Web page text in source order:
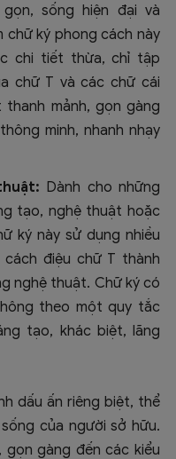
sống hiện đại và
chữ ký phong cách này
chi tiết thừa, chỉ tập
chữ T và các chữ cái
mảnh, gọn gàng
minh, nhanh nhạy
Dành cho những
tạo, nghệ thuật hoặc
ký này sử dụng nhiều
điệu chữ T thành
nghệ thuật. Chữ ký có
theo một quy tắc
tạo, khác biệt, lãng
dấu ấn riêng biệt, thể
của người sở hữu.
gàng đến các kiểu